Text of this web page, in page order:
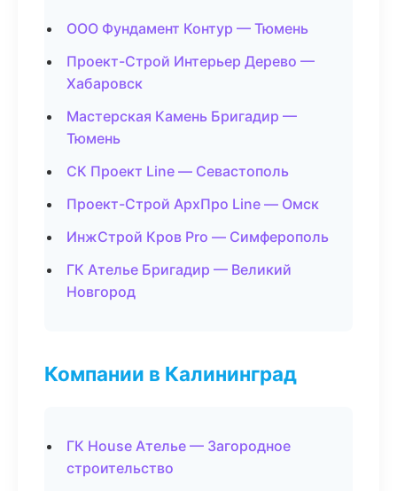
ООО Фундамент Контур — Тюмень
Проект-Строй Интерьер Дерево —
Хабаровск
Мастерская Камень Бригадир —
Тюмень
СК Проект Line — Севастополь
Проект-Строй АрхПро Line — Омск
ИнжСтрой Кров Pro — Симферополь
ГК Ателье Бригадир — Великий
Новгород
Компании в Калининград
ГК House Ателье — Загородное
строительство